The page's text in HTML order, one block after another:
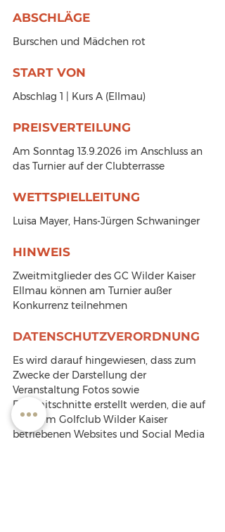
ABSCHLÄGE
Burschen und Mädchen rot
START VON
Abschlag 1 | Kurs A (Ellmau)
PREISVERTEILUNG
Am Sonntag 13.9.2026 im Anschluss an
das Turnier auf der Clubterrasse
WETTSPIELLEITUNG
Luisa Mayer, Hans-Jürgen Schwaninger
HINWEIS
Zweitmitglieder des GC Wilder Kaiser
Ellmau können am Turnier außer
Konkurrenz teilnehmen
DATENSCHUTZVERORDNUNG
Es wird darauf hingewiesen, dass zum
Zwecke der Darstellung der
Veranstaltung Fotos sowie
Filmmitschnitte erstellt werden, die auf
den vom Golfclub Wilder Kaiser
betriebenen Websites und Social Media